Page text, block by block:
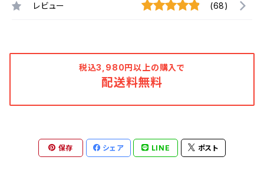
レビュー (68)
税込3,980円以上の購入で
配送料無料
保存 シェア LINE ポスト